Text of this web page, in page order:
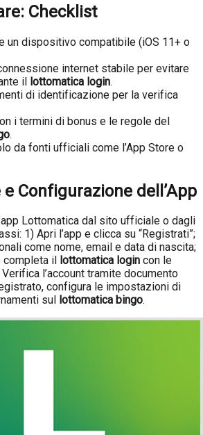
Checklist
un dispositivo compatibile (iOS 11+ o
internet stabile per evitare
il lottomatica login.
di identificazione per la verifica
i termini di bonus e le regole del
.
da fonti ufficiali come l’App Store o
Configurazione dell’App
Lottomatica dal sito ufficiale o dagli
1) Apri l’app e clicca su “Registrati”;
come nome, email e data di nascita;
completa il
lottomatica login con le
l’account tramite documento
configura le impostazioni di
sul
lottomatica bingo.